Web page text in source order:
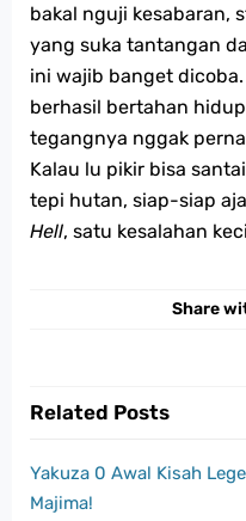
bakal nguji kesabaran,
yang suka tantangan
ini wajib banget
berhasil bertahan
tegangnya nggak
Kalau lu pikir bisa
tepi hutan, siap-siap
Hell, satu kesalahan
Share
Related Posts
Yakuza 0 Awal Kisah
Majima!